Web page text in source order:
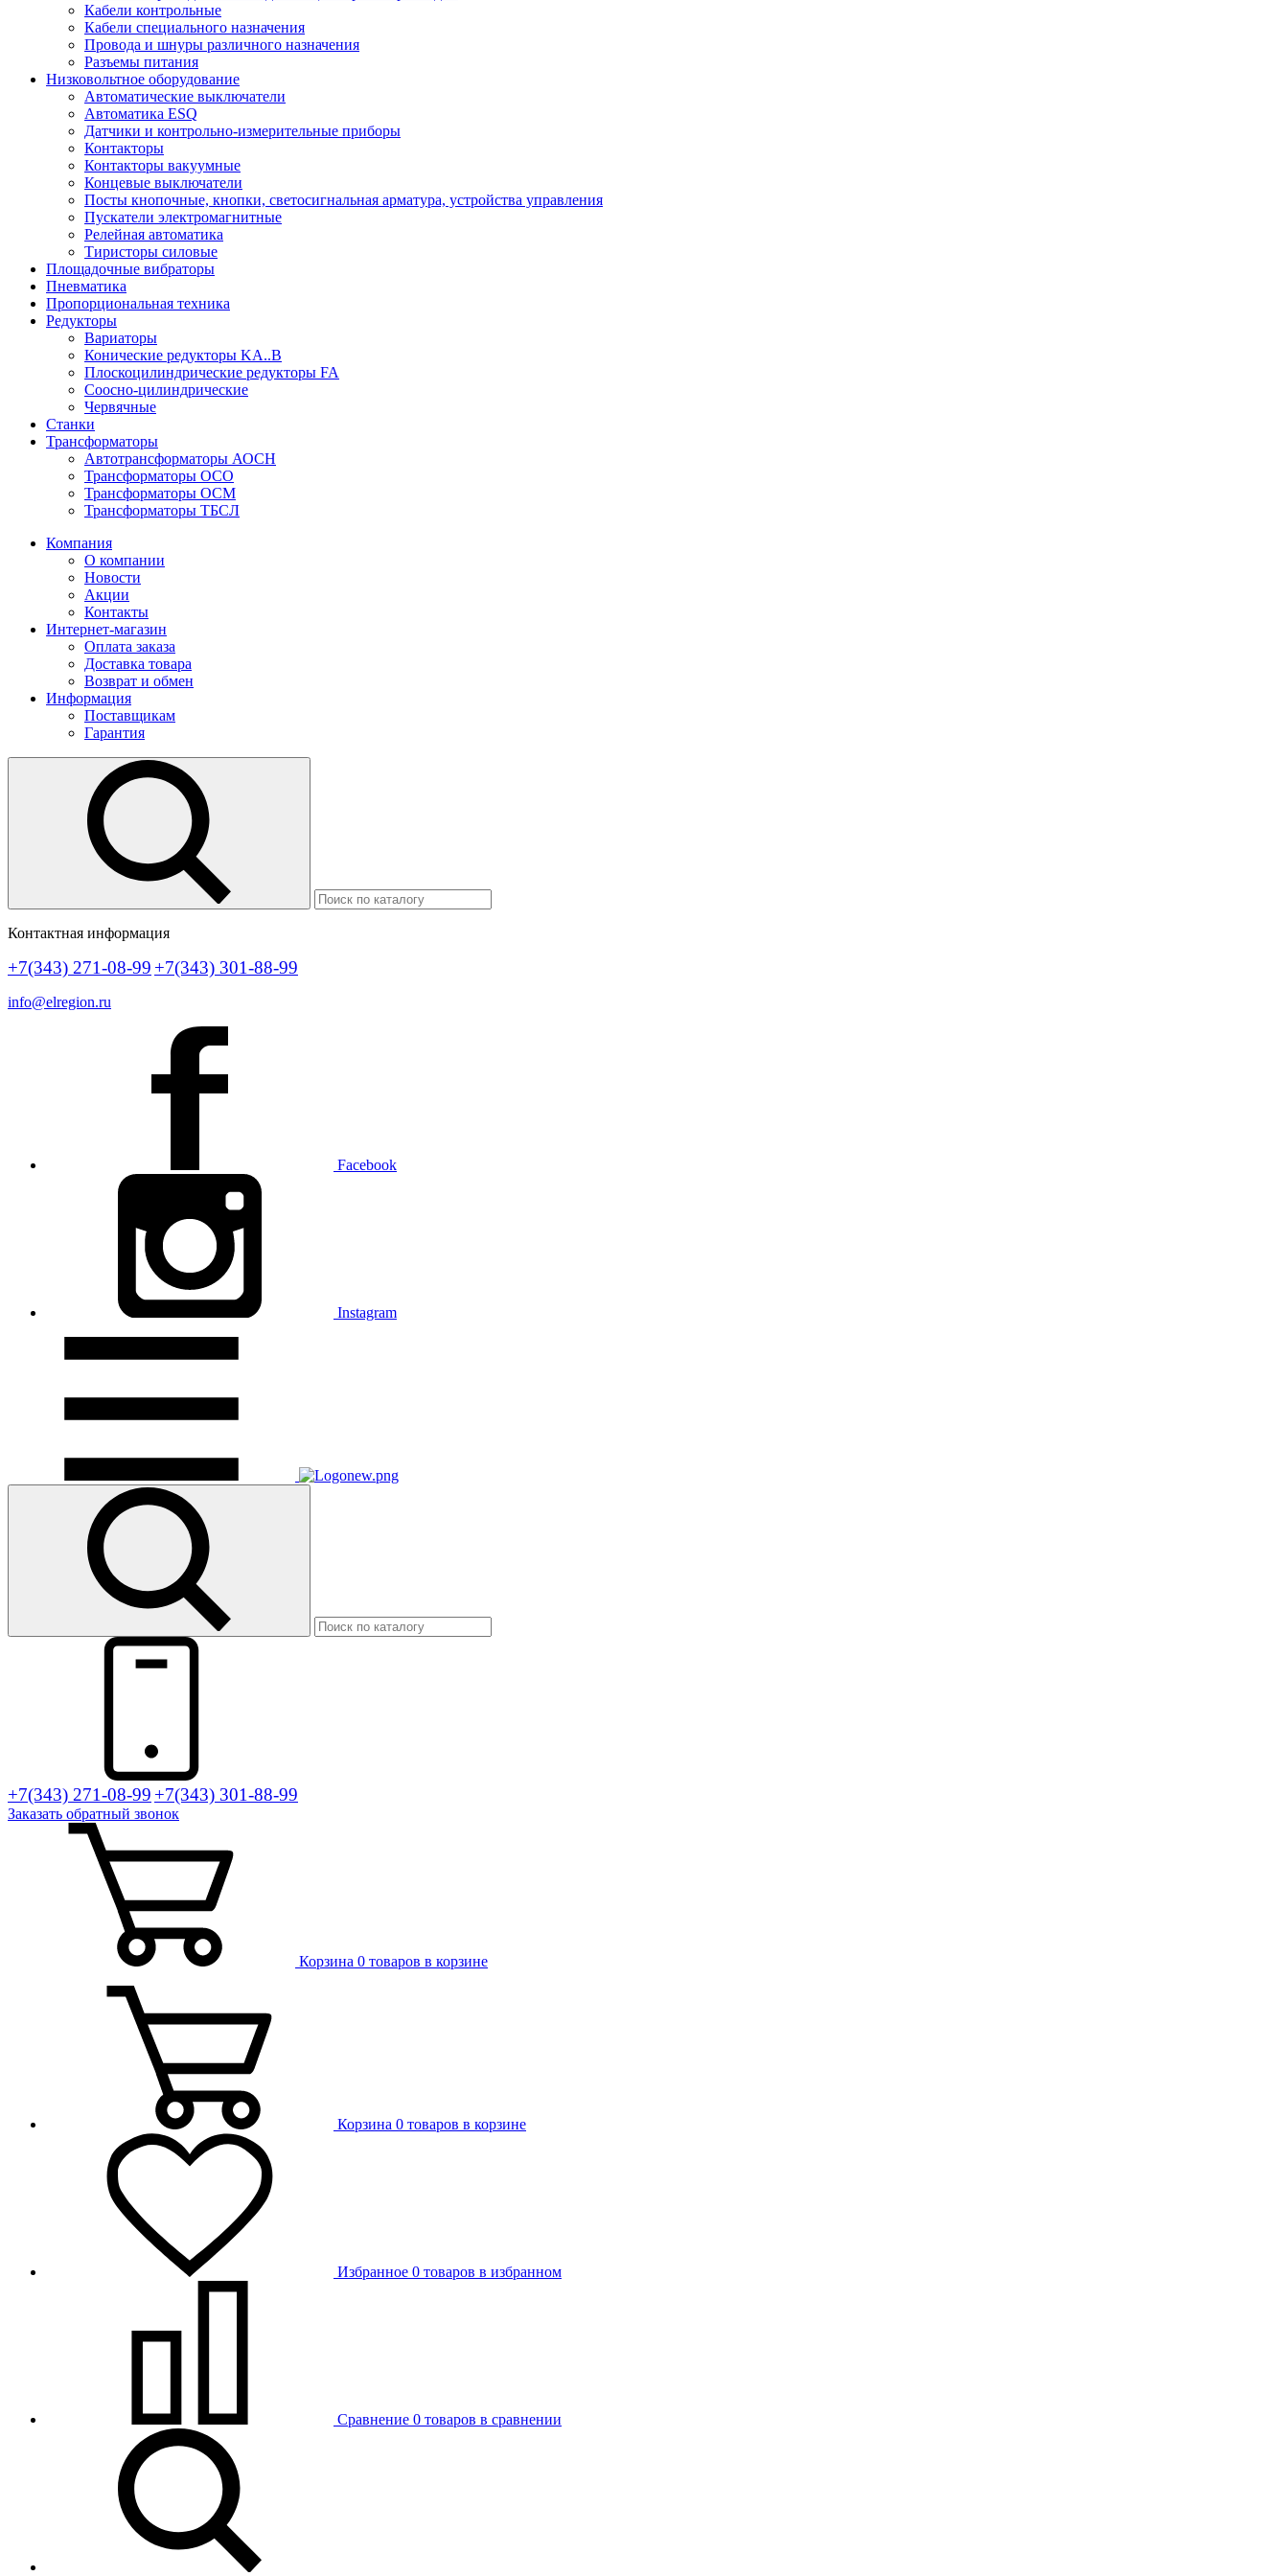
Кабели контрольные
Кабели специального назначения
Провода и шнуры различного назначения
Разъемы питания
Низковольтное оборудование
Автоматические выключатели
Автоматика ESQ
Датчики и контрольно-измерительные приборы
Контакторы
Контакторы вакуумные
Концевые выключатели
Посты кнопочные, кнопки, светосигнальная арматура, устройства управления
Пускатели электромагнитные
Релейная автоматика
Тиристоры силовые
Площадочные вибраторы
Пневматика
Пропорциональная техника
Редукторы
Вариаторы
Конические редукторы KA..B
Плоскоцилиндрические редукторы FA
Соосно-цилиндрические
Червячные
Станки
Трансформаторы
Автотрансформаторы АОСН
Трансформаторы ОСО
Трансформаторы ОСМ
Трансформаторы ТБСЛ
Компания
О компании
Новости
Акции
Контакты
Интернет-магазин
Оплата заказа
Доставка товара
Возврат и обмен
Информация
Поставщикам
Гарантия
Контактная информация
+7(343) 271-08-99 +7(343) 301-88-99
info@elregion.ru
Facebook
Instagram
+7(343) 271-08-99 +7(343) 301-88-99
Заказать обратный звонок
Корзина 0 товаров в корзине
Корзина 0 товаров в корзине
Избранное 0 товаров в избранном
Сравнение 0 товаров в сравнении